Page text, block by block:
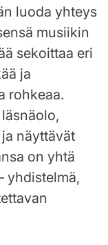
luoda yhteys
musiikin
sekoittaa eri
ja
rohkeaa.
näyttävät
on yhtä
yhdistelmä,